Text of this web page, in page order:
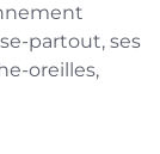
partout, ses
oreilles,